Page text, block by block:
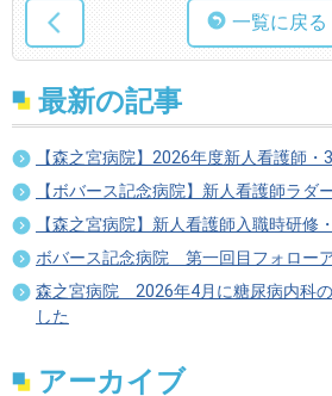
一覧に戻る
最新の記事
【森之宮病院】2026年度新人看護師・
【ボバース記念病院】新人看護師ラダ
【森之宮病院】新人看護師入職時研修
ボバース記念病院 第一回目フォロー
森之宮病院 2026年4月に糖尿病内科
した
アーカイブ